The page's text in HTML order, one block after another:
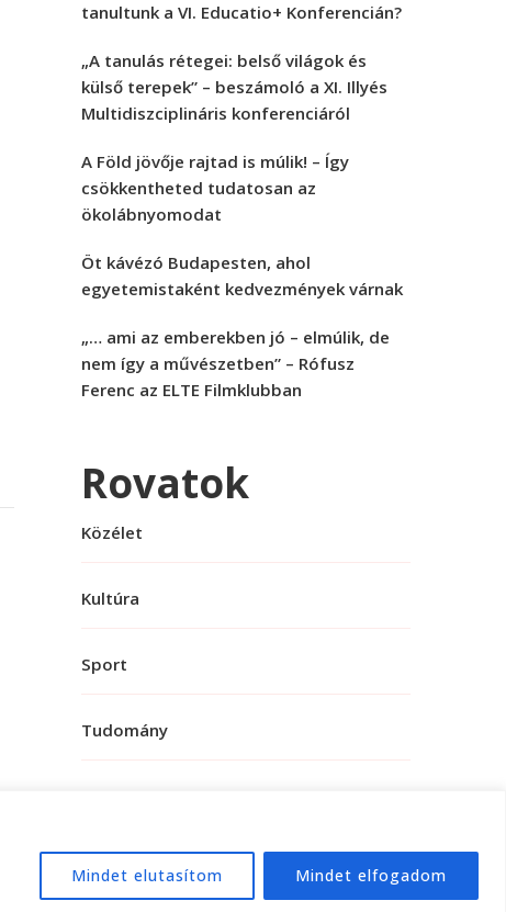
Mindet elutasítom Mindet elfogadom
tanultunk a VI. Educatio+ Konferencián?
„A tanulás rétegei: belső világok és
külső terepek” – beszámoló a XI. Illyés
Multidiszciplináris konferenciáról
A Föld jövője rajtad is múlik! – Így
csökkentheted tudatosan az
ökolábnyomodat
Öt kávézó Budapesten, ahol
egyetemistaként kedvezmények várnak
„… ami az emberekben jó – elmúlik, de
nem így a művészetben” – Rófusz
Ferenc az ELTE Filmklubban
Rovatok
Közélet
Kultúra
Sport
Tudomány
WordPress.